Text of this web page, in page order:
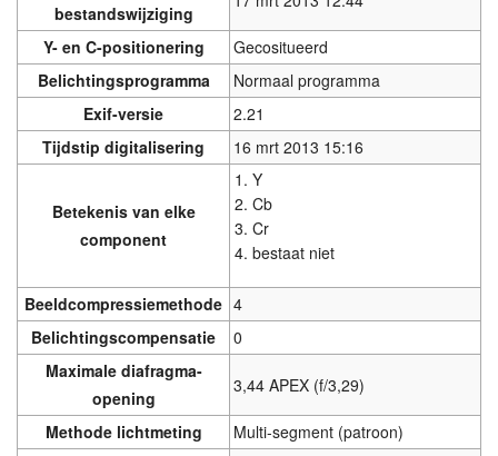
bestandswijziging
Y- en C-positionering
Gecositueerd
Belichtingsprogramma
Normaal programma
Exif-versie
2.21
Tijdstip digitalisering
16 mrt 2013 15:16
Betekenis van elke
component
Y
Cb
Cr
bestaat niet
Beeldcompressiemethode 4
Belichtingscompensatie
0
Maximale diafragma-
opening
3,44 APEX (f/3,29)
Methode lichtmeting
Multi-segment (patroon)